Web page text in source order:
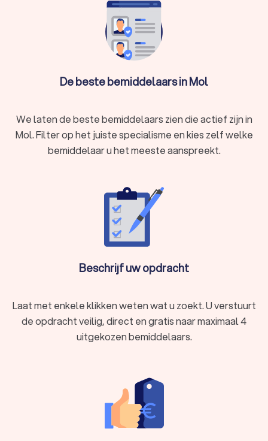
mediators of bemiddelaars in Mol hebben een gemiddelde
Trustlocal-score van een 8.7. Welke mediator u ook kiest, via
Trustlocal maakt u een goede keuze voor de mediation. We
kunnen u ook helpen door direct prijsopgaven aan te vragen
bij verschillende mediators. Zo kunt u eenvoudig de
De beste bemiddelaars in Mol
We laten de beste bemiddelaars zien die actief zijn in
Mol. Filter op het juiste specialisme en kies zelf welke
bemiddelaar u het meeste aanspreekt.
Beschrijf uw opdracht
Laat met enkele klikken weten wat u zoekt. U verstuurt
de opdracht veilig, direct en gratis naar maximaal 4
uitgekozen bemiddelaars.